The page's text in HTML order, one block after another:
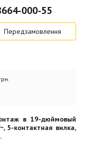
000-55
Передзамовлення
в 19-дюймовый
5-контактная вилка,